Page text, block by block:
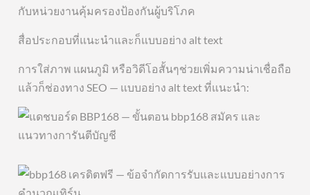
กับหน่วยงานคุ้มครองป้องกันผู้บริโภค
สื่อประกอบที่แนะนำและก็แบบอย่าง alt text
การใส่ภาพ แผนภูมิ หรือวิดีโอสั้นๆช่วยเพิ่มความน่าเชื่อถือ
แล้วก็ช่องทาง SEO — แบบอย่าง alt text ที่แนะนำ: